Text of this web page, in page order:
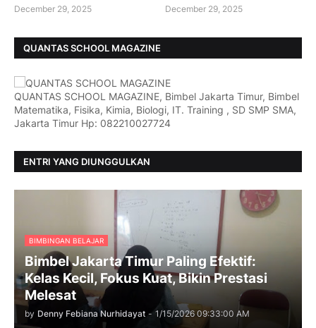
December 29, 2025 December 29, 2025
QUANTAS SCHOOL MAGAZINE
QUANTAS SCHOOL MAGAZINE, Bimbel Jakarta Timur, Bimbel
Matematika, Fisika, Kimia, Biologi, IT. Training , SD SMP SMA,
Jakarta Timur Hp: 082210027724
ENTRI YANG DIUNGGULKAN
BIMBINGAN BELAJAR
Bimbel Jakarta Timur Paling Efektif:
Kelas Kecil, Fokus Kuat, Bikin Prestasi
Melesat
by Denny Febiana Nurhidayat - 1/15/2026 09:33:00 AM